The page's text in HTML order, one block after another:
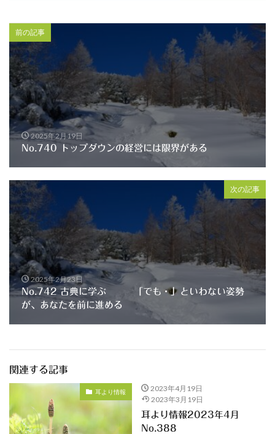
前の記事
2025年2月19日
No.740 トップダウンの経営には限界がある
次の記事
2025年2月23日
No.742 古典に学ぶ 「でも・」といわない姿勢
が、あなたを前に進める
関連する記事
耳より情報
2023年4月19日
2023年3月19日
耳より情報2023年4月
No.388